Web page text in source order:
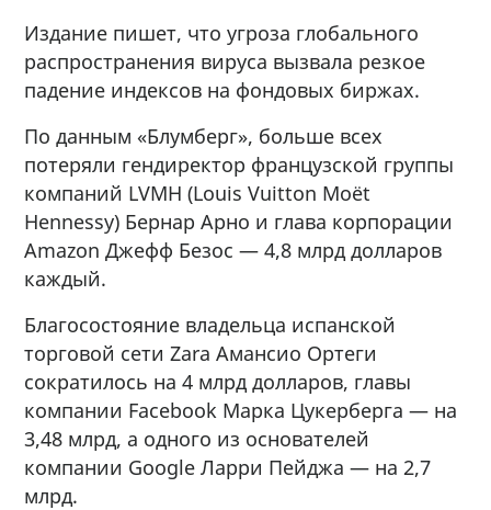
Издание пишет, что угроза глобального
распространения вируса вызвала резкое
падение индексов на фондовых биржах.
По данным «Блумберг», больше всех
потеряли гендиректор французской группы
компаний LVMH (Louis Vuitton Moёt
Hennessy) Бернар Арно и глава корпорации
Amazon Джефф Безос — 4,8 млрд долларов
каждый.
Благосостояние владельца испанской
торговой сети Zara Амансио Ортеги
сократилось на 4 млрд долларов, главы
компании Facebook Марка Цукерберга — на
3,48 млрд, а одного из основателей
компании Google Ларри Пейджа — на 2,7
млрд.